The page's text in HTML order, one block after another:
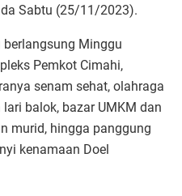
Sabtu (25/11/2023).
berlangsung Minggu
Pemkot Cimahi,
senam sehat, olahraga
balok, bazar UMKM dan
murid, hingga panggung
kenamaan Doel